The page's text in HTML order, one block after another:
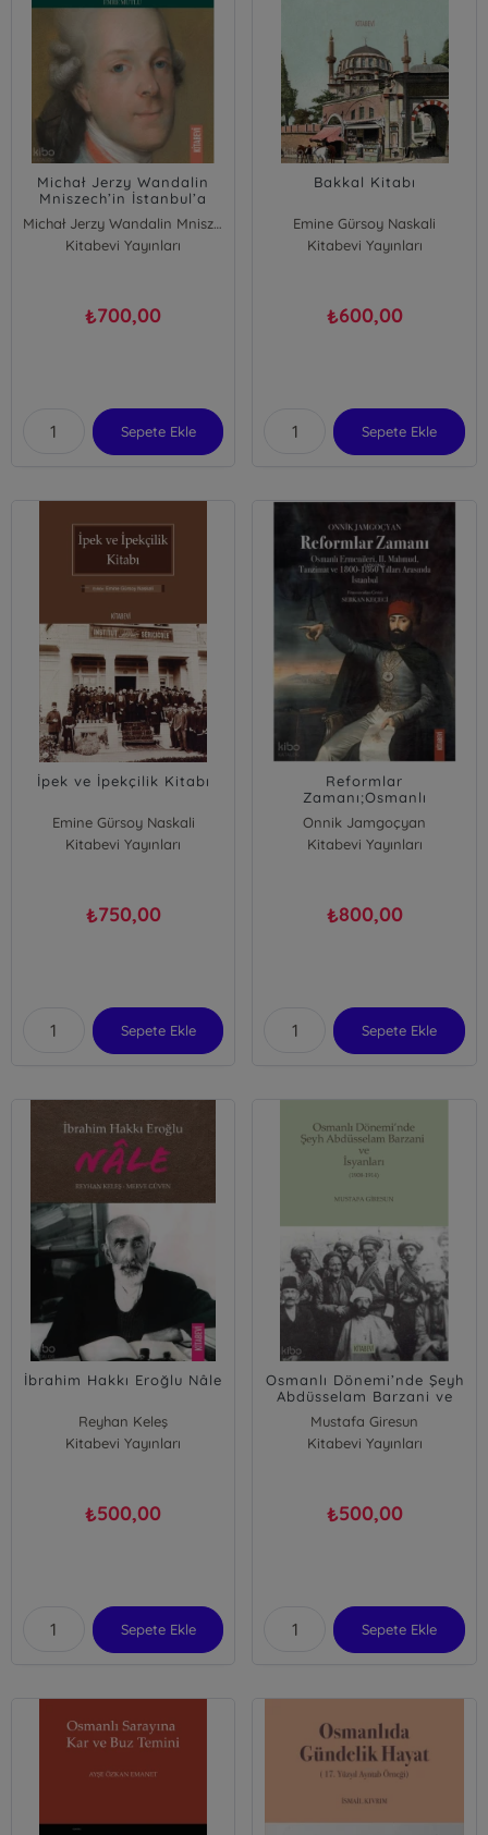
Michał Jerzy Wandalin
Mniszech’in İstanbul’a
Seyahati ve Rûznâmesi
Michał Jerzy Wandalin Mniszech
Kitabevi Yayınları
₺700,00
Sepete Ekle
Bakkal Kitabı
Emine Gürsoy Naskali
Kitabevi Yayınları
₺600,00
Sepete Ekle
İpek ve İpekçilik Kitabı
Emine Gürsoy Naskali
Kitabevi Yayınları
₺750,00
Sepete Ekle
Reformlar
Zamanı;Osmanlı
Ermenileri, II. Mahmud,
Tanzimat ve 1800-1860
Yılları Arasında İstanbul
Onnik Jamgoçyan
Kitabevi Yayınları
₺800,00
Sepete Ekle
İbrahim Hakkı Eroğlu Nâle
Reyhan Keleş
Merve Güven
Kitabevi Yayınları
₺500,00
Sepete Ekle
Osmanlı Dönemi’nde Şeyh
Abdüsselam Barzani ve
İsyanları
Mustafa Giresun
Kitabevi Yayınları
₺500,00
Sepete Ekle